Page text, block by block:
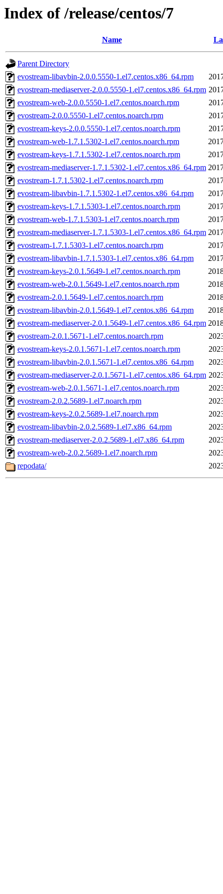
Index of /release/centos/7
Name
Parent Directory
evostream-libavbin-2.0.0.5550-1.el7.centos.x86_64.rpm
evostream-mediaserver-2.0.0.5550-1.el7.centos.x86_64.rpm
evostream-web-2.0.0.5550-1.el7.centos.noarch.rpm
evostream-2.0.0.5550-1.el7.centos.noarch.rpm
evostream-keys-2.0.0.5550-1.el7.centos.noarch.rpm
evostream-web-1.7.1.5302-1.el7.centos.noarch.rpm
evostream-keys-1.7.1.5302-1.el7.centos.noarch.rpm
evostream-mediaserver-1.7.1.5302-1.el7.centos.x86_64.rpm
evostream-1.7.1.5302-1.el7.centos.noarch.rpm
evostream-libavbin-1.7.1.5302-1.el7.centos.x86_64.rpm
evostream-keys-1.7.1.5303-1.el7.centos.noarch.rpm
evostream-web-1.7.1.5303-1.el7.centos.noarch.rpm
evostream-mediaserver-1.7.1.5303-1.el7.centos.x86_64.rpm
evostream-1.7.1.5303-1.el7.centos.noarch.rpm
evostream-libavbin-1.7.1.5303-1.el7.centos.x86_64.rpm
evostream-keys-2.0.1.5649-1.el7.centos.noarch.rpm
evostream-web-2.0.1.5649-1.el7.centos.noarch.rpm
evostream-2.0.1.5649-1.el7.centos.noarch.rpm
evostream-libavbin-2.0.1.5649-1.el7.centos.x86_64.rpm
evostream-mediaserver-2.0.1.5649-1.el7.centos.x86_64.rpm
evostream-2.0.1.5671-1.el7.centos.noarch.rpm
evostream-keys-2.0.1.5671-1.el7.centos.noarch.rpm
evostream-libavbin-2.0.1.5671-1.el7.centos.x86_64.rpm
evostream-mediaserver-2.0.1.5671-1.el7.centos.x86_64.rpm
evostream-web-2.0.1.5671-1.el7.centos.noarch.rpm
evostream-2.0.2.5689-1.el7.noarch.rpm
evostream-keys-2.0.2.5689-1.el7.noarch.rpm
evostream-libavbin-2.0.2.5689-1.el7.x86_64.rpm
evostream-mediaserver-2.0.2.5689-1.el7.x86_64.rpm
evostream-web-2.0.2.5689-1.el7.noarch.rpm
repodata/